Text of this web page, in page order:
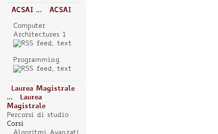
ACSAI ... ACSAI
Computer
Architectures 1
Programming
Laurea Magistrale
... Laurea
Magistrale
Percorsi di studio
Corsi